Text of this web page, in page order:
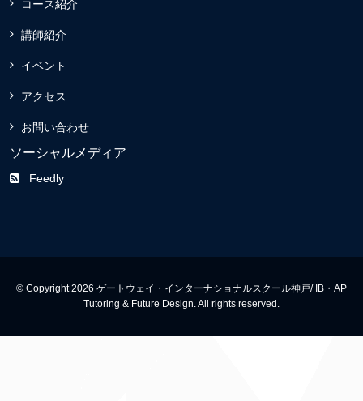
コース紹介
講師紹介
イベント
アクセス
お問い合わせ
ソーシャルメディア
Feedly
© Copyright 2026 ゲートウェイ・インターナショナルスクール神戸/ IB・AP
Tutoring & Future Design. All rights reserved.